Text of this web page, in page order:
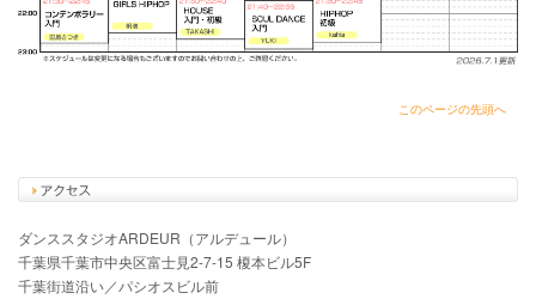
このページの先頭へ
ダンススタジオARDEUR（アルデュール）
千葉県千葉市中央区富士見2-7-15 榎本ビル5F
千葉街道沿い／パシオスビル前